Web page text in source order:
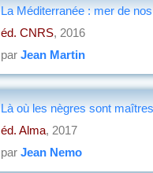
La Méditerranée : mer de
éd. CNRS, 2016
par Jean Martin
Là où les nègres sont
éd. Alma, 2017
par Jean Nemo